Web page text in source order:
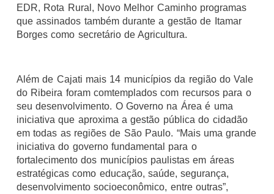
EDR, Rota Rural, Novo Melhor Caminho programas
que assinados também durante a gestão de Itamar
Borges como secretário de Agricultura.
Além de Cajati mais 14 municípios da região do Vale
do Ribeira foram comtemplados com recursos para o
seu desenvolvimento. O Governo na Área é uma
iniciativa que aproxima a gestão pública do cidadão
em todas as regiões de São Paulo. “Mais uma grande
iniciativa do governo fundamental para o
fortalecimento dos municípios paulistas em áreas
estratégicas como educação, saúde, segurança,
desenvolvimento socioeconômico, entre outras”,